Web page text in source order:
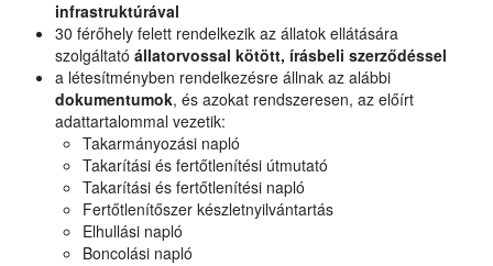
infrastruktúrával
30 férőhely felett rendelkezik az állatok ellátására
szolgáltató állatorvossal kötött, írásbeli szerződéssel
a létesítményben rendelkezésre állnak az alábbi
dokumentumok, és azokat rendszeresen, az előírt
adattartalommal vezetik:
Takarmányozási napló
Takarítási és fertőtlenítési útmutató
Takarítási és fertőtlenítési napló
Fertőtlenítőszer készletnyilvántartás
Elhullási napló
Boncolási napló